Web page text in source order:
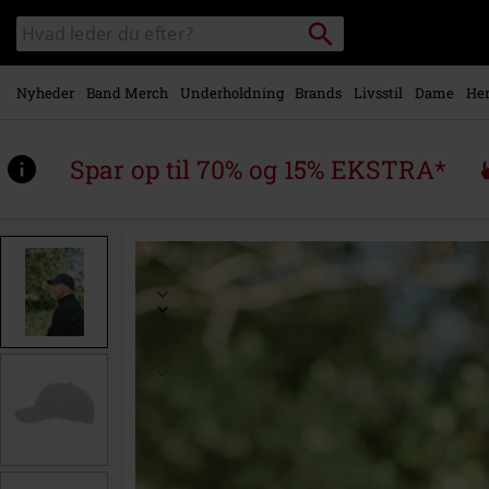
Gå til
hovedindhold
Søg
sortiment
Søg
Nyheder Band Merch Underholdning Brands Livsstil Dame
Spar op til 70% og 15% EKSTRA*
www.emp-
p/nassau-
586132St.html